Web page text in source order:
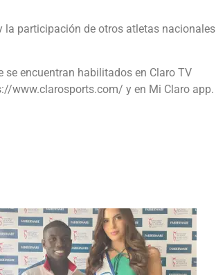
la participación de otros atletas nacionales
encuentran habilitados en Claro TV
www.clarosports.com/ y en Mi Claro app.